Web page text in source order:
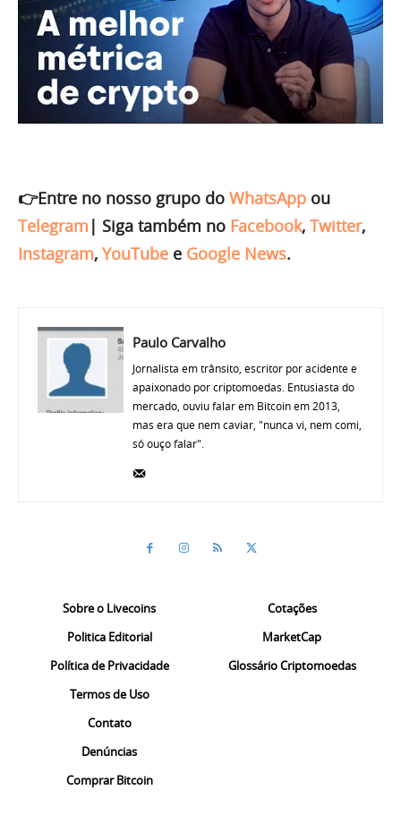
👉Entre no nosso grupo do WhatsApp ou
Telegram | Siga também no Facebook, Twitter,
Instagram, YouTube e Google News.
Paulo Carvalho
Jornalista em trânsito, escritor por acidente e
apaixonado por criptomoedas. Entusiasta do
mercado, ouviu falar em Bitcoin em 2013,
mas era que nem caviar, "nunca vi, nem comi,
só ouço falar".
Sobre o Livecoins
Politica Editorial
Política de Privacidade
Termos de Uso
Contato
Denúncias
Comprar Bitcoin
Cotações
MarketCap
Glossário Criptomoedas